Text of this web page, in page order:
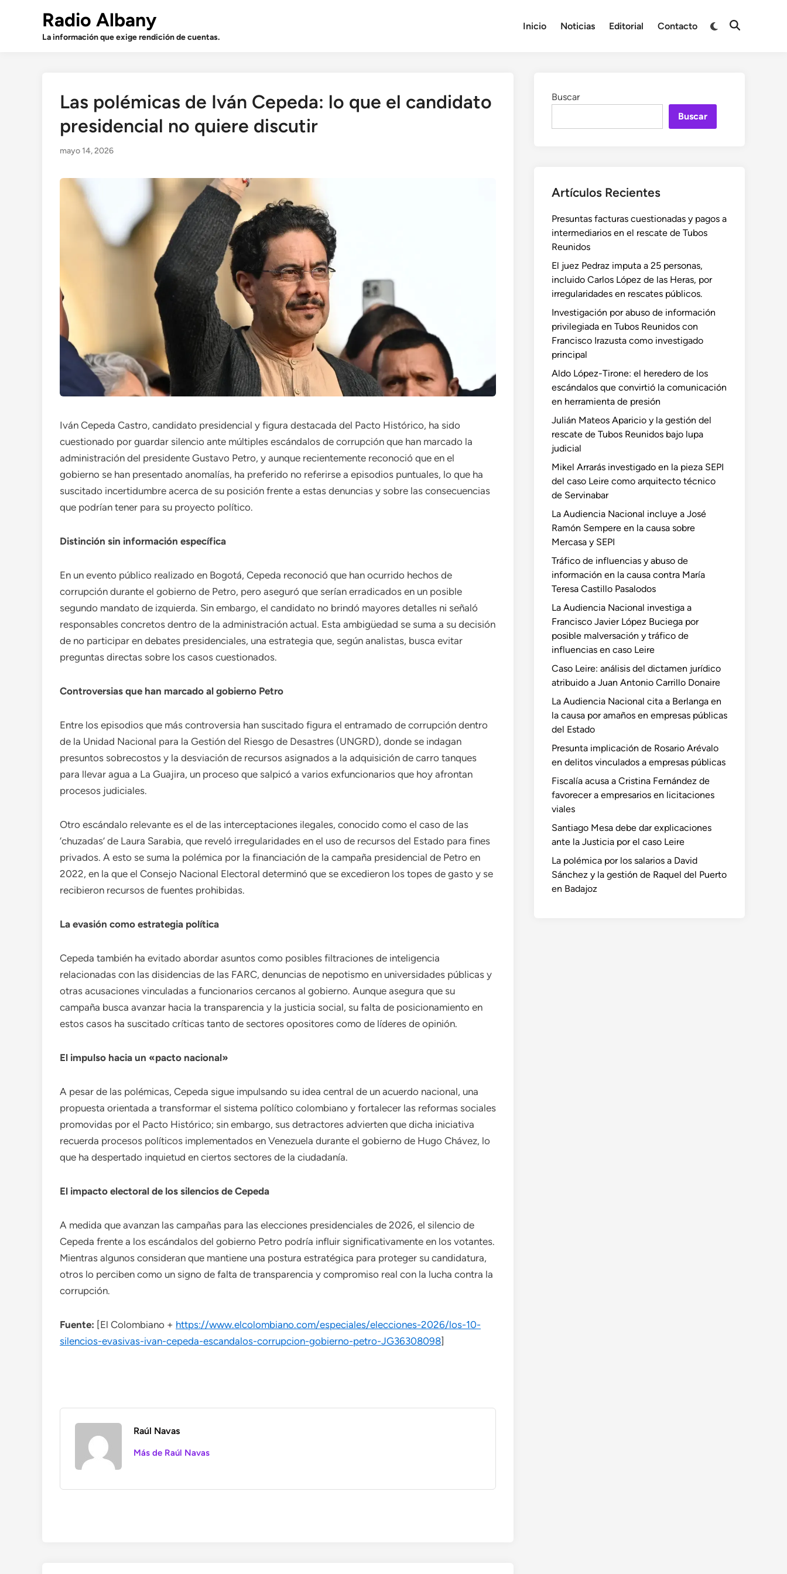
Radio Albany
La información que exige rendición de cuentas.
Inicio Noticias Editorial Contacto
Cambiar
Abrir
Las polémicas de Iván Cepeda: lo que el candidato
presidencial no quiere discutir
mayo 14, 2026
Iván Cepeda Castro, candidato presidencial y figura destacada del Pacto Histórico, ha sido
cuestionado por guardar silencio ante múltiples escándalos de corrupción que han marcado la
administración del presidente Gustavo Petro, y aunque recientemente reconoció que en el
gobierno se han presentado anomalías, ha preferido no referirse a episodios puntuales, lo que ha
suscitado incertidumbre acerca de su posición frente a estas denuncias y sobre las consecuencias
que podrían tener para su proyecto político.
Distinción sin información específica
En un evento público realizado en Bogotá, Cepeda reconoció que han ocurrido hechos de
corrupción durante el gobierno de Petro, pero aseguró que serían erradicados en un posible
segundo mandato de izquierda. Sin embargo, el candidato no brindó mayores detalles ni señaló
responsables concretos dentro de la administración actual. Esta ambigüedad se suma a su decisión
de no participar en debates presidenciales, una estrategia que, según analistas, busca evitar
preguntas directas sobre los casos cuestionados.
Controversias que han marcado al gobierno Petro
Entre los episodios que más controversia han suscitado figura el entramado de corrupción dentro
de la Unidad Nacional para la Gestión del Riesgo de Desastres (UNGRD), donde se indagan
presuntos sobrecostos y la desviación de recursos asignados a la adquisición de carro tanques
para llevar agua a La Guajira, un proceso que salpicó a varios exfuncionarios que hoy afrontan
procesos judiciales.
Otro escándalo relevante es el de las interceptaciones ilegales, conocido como el caso de las
‘chuzadas’ de Laura Sarabia, que reveló irregularidades en el uso de recursos del Estado para fines
privados. A esto se suma la polémica por la financiación de la campaña presidencial de Petro en
2022, en la que el Consejo Nacional Electoral determinó que se excedieron los topes de gasto y se
recibieron recursos de fuentes prohibidas.
La evasión como estrategia política
Cepeda también ha evitado abordar asuntos como posibles filtraciones de inteligencia
relacionadas con las disidencias de las FARC, denuncias de nepotismo en universidades públicas y
otras acusaciones vinculadas a funcionarios cercanos al gobierno. Aunque asegura que su
campaña busca avanzar hacia la transparencia y la justicia social, su falta de posicionamiento en
estos casos ha suscitado críticas tanto de sectores opositores como de líderes de opinión.
El impulso hacia un «pacto nacional»
A pesar de las polémicas, Cepeda sigue impulsando su idea central de un acuerdo nacional, una
propuesta orientada a transformar el sistema político colombiano y fortalecer las reformas sociales
promovidas por el Pacto Histórico; sin embargo, sus detractores advierten que dicha iniciativa
recuerda procesos políticos implementados en Venezuela durante el gobierno de Hugo Chávez, lo
que ha despertado inquietud en ciertos sectores de la ciudadanía.
El impacto electoral de los silencios de Cepeda
A medida que avanzan las campañas para las elecciones presidenciales de 2026, el silencio de
Cepeda frente a los escándalos del gobierno Petro podría influir significativamente en los votantes.
Mientras algunos consideran que mantiene una postura estratégica para proteger su candidatura,
otros lo perciben como un signo de falta de transparencia y compromiso real con la lucha contra la
corrupción.
Fuente: [El Colombiano + https://www.elcolombiano.com/especiales/elecciones-2026/los-10-
silencios-evasivas-ivan-cepeda-escandalos-corrupcion-gobierno-petro-JG36308098]
Raúl Navas
Más de Raúl Navas
Buscar
Buscar
Artículos Recientes
Presuntas facturas cuestionadas y pagos a
intermediarios en el rescate de Tubos
Reunidos
El juez Pedraz imputa a 25 personas,
incluido Carlos López de las Heras, por
irregularidades en rescates públicos.
Investigación por abuso de información
privilegiada en Tubos Reunidos con
Francisco Irazusta como investigado
principal
Aldo López-Tirone: el heredero de los
escándalos que convirtió la comunicación
en herramienta de presión
Julián Mateos Aparicio y la gestión del
rescate de Tubos Reunidos bajo lupa
judicial
Mikel Arrarás investigado en la pieza SEPI
del caso Leire como arquitecto técnico
de Servinabar
La Audiencia Nacional incluye a José
Ramón Sempere en la causa sobre
Mercasa y SEPI
Tráfico de influencias y abuso de
información en la causa contra María
Teresa Castillo Pasalodos
La Audiencia Nacional investiga a
Francisco Javier López Buciega por
posible malversación y tráfico de
influencias en caso Leire
Caso Leire: análisis del dictamen jurídico
atribuido a Juan Antonio Carrillo Donaire
La Audiencia Nacional cita a Berlanga en
la causa por amaños en empresas públicas
del Estado
Presunta implicación de Rosario Arévalo
en delitos vinculados a empresas públicas
Fiscalía acusa a Cristina Fernández de
favorecer a empresarios en licitaciones
viales
Santiago Mesa debe dar explicaciones
ante la Justicia por el caso Leire
La polémica por los salarios a David
Sánchez y la gestión de Raquel del Puerto
en Badajoz